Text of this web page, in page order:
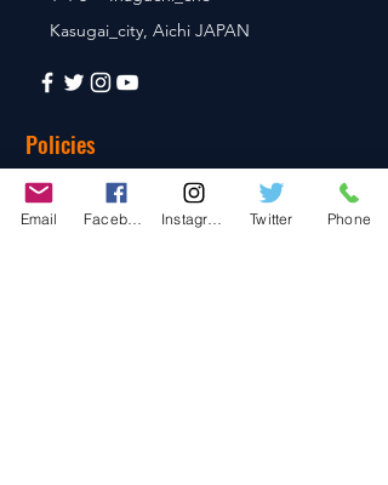
Kasugai_city, Aichi JAPAN
Policies
© 2020 BY TEAM-TETTSUJIN With KIT
co.LTD
Email Twitter Phone